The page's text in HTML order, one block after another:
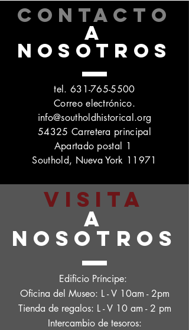
CONTACTO
A
NOSOTROS
tel. 631-765-5500
Correo electrónico.
info@southoldhistorical.org
54325 Carretera principal
Apartado postal 1
Southold, Nueva York 11971
VISITA
A
NOSOTROS
Edificio Príncipe:
Oficina del Museo: L - V 10am - 2pm
Tienda de regalos: L - V 10 am - 2 pm
Intercambio de tesoros: